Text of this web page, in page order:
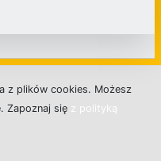
a z plików cookies. Możesz
Zapoznaj się z polityką